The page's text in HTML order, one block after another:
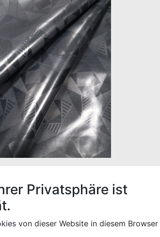
Privatsphäre ist
von dieser Website in diesem Browser